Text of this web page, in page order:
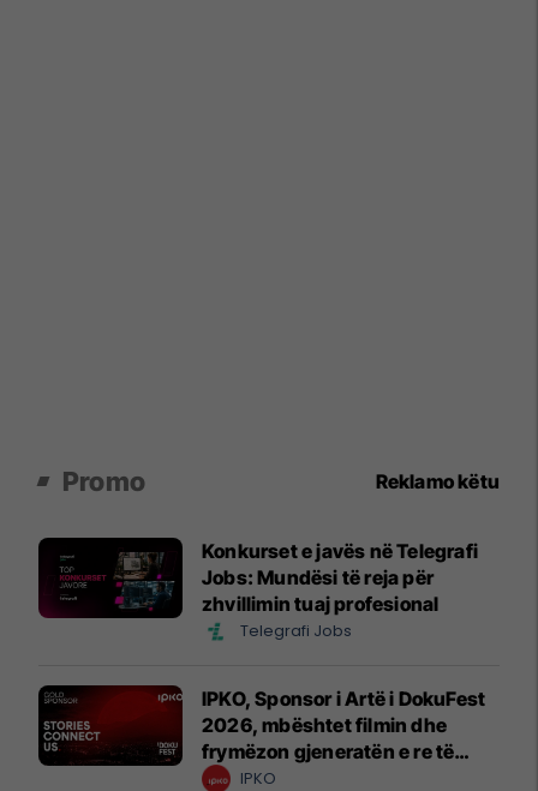
Promo Reklamo këtu
Konkurset e javës në Telegrafi
Jobs: Mundësi të reja për
zhvillimin tuaj profesional
Telegrafi Jobs
IPKO, Sponsor i Artë i DokuFest
2026, mbështet filmin dhe
frymëzon gjeneratën e re të
krijuesve
IPKO